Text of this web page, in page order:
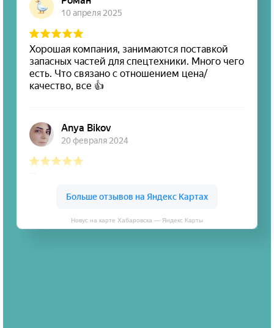
Новус на карте Хабаровска — Яндекс Карты